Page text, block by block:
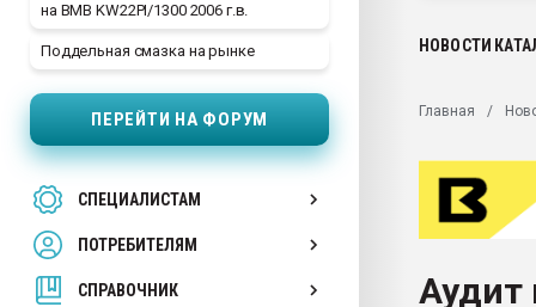
на BMB KW22PI/1300 2006 г.в.
Поддельная смазка на рынке
ПЕРЕЙТИ НА ФОРУМ
СПЕЦИАЛИСТАМ
ПОТРЕБИТЕЛЯМ
СПРАВОЧНИК
Вакуум-формовочные
28.07.2026
первый план в
пластмасс
ситуацией на
НОВОСТИ
Главная
Аудит